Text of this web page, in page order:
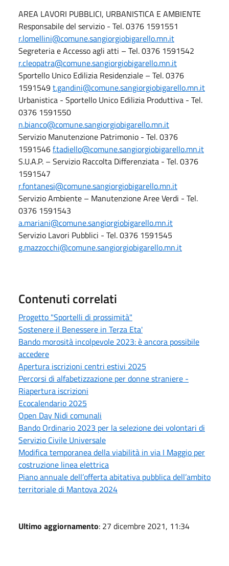
AREA LAVORI PUBBLICI, URBANISTICA E AMBIENTE
Responsabile del servizio - Tel. 0376 1591551
r.lomellini@comune.sangiorgiobigarello.mn.it
Segreteria e Accesso agli atti – Tel. 0376 1591542
r.cleopatra@comune.sangiorgiobigarello.mn.it
Sportello Unico Edilizia Residenziale – Tel. 0376
1591549t.gandini@comune.sangiorgiobigarello.mn.it
Urbanistica - Sportello Unico Edilizia Produttiva - Tel.
0376 1591550
n.bianco@comune.sangiorgiobigarello.mn.it
Servizio Manutenzione Patrimonio - Tel. 0376
1591546f.tadiello@comune.sangiorgiobigarello.mn.it
S.U.A.P. – Servizio Raccolta Differenziata - Tel. 0376
1591547
r.fontanesi@comune.sangiorgiobigarello.mn.it
Servizio Ambiente – Manutenzione Aree Verdi - Tel.
0376 1591543
a.mariani@comune.sangiorgiobigarello.mn.it
Servizio Lavori Pubblici - Tel. 0376 1591545
g.mazzocchi@comune.sangiorgiobigarello.mn.it
Contenuti correlati
Progetto "Sportelli di prossimità"
Sostenere il Benessere in Terza Eta'
Bando morosità incolpevole 2023: è ancora possibile
accedere
Apertura iscrizioni centri estivi 2025
Percorsi di alfabetizzazione per donne straniere -
Riapertura iscrizioni
Ecocalendario 2025
Open Day Nidi comunali
Bando Ordinario 2023 per la selezione dei volontari di
Servizio Civile Universale
Modifica temporanea della viabilità in via I Maggio per
costruzione linea elettrica
Piano annuale dell’offerta abitativa pubblica dell’ambito
territoriale di Mantova 2024
Ultimo aggiornamento: 27 dicembre 2021, 11:34